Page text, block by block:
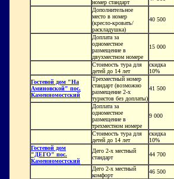
номер стандарт
Дополнительное
место в номер
(кресло-кровать/
раскладушка)
40 500
Доплата за
одноместное
размещение в
двухместном номере
15 000
Стоимость тура для
детей до 14 лет
скидка
10%
Гостевой дом "На
Аминовской" пос.
Каменномостский
Трехместный номер
стандарт (возможно
размещение 2-х
туристов без доплаты)
41 500
Доплата за
одноместное
размещение в
трехместном номере
9 000
Стоимость тура для
детей до 14 лет
скидка
10%
Гостевой дом
"ДЕГО" пос.
Каменномостский
Дего 2-х местный
стандарт
44 700
Дего 2-х местный
комфорт
46 500